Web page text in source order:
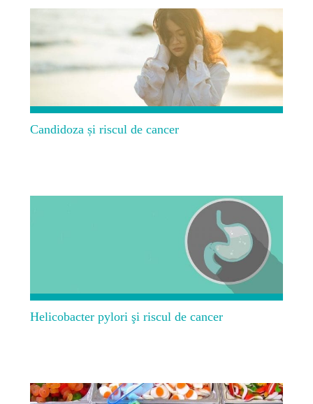
Candidoza și riscul de cancer
Helicobacter pylori şi riscul de cancer